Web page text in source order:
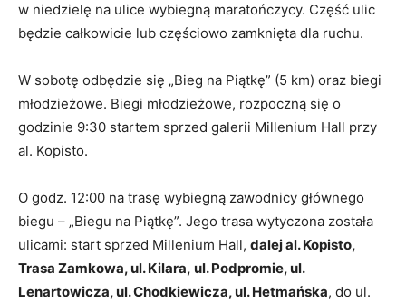
w niedzielę na ulice wybiegną maratończycy. Część ulic
będzie całkowicie lub częściowo zamknięta dla ruchu.
W sobotę odbędzie się „Bieg na Piątkę” (5 km) oraz biegi
młodzieżowe. Biegi młodzieżowe, rozpoczną się o
godzinie 9:30 startem sprzed galerii Millenium Hall przy
al. Kopisto.
O godz. 12:00 na trasę wybiegną zawodnicy głównego
biegu – „Biegu na Piątkę”. Jego trasa wytyczona została
ulicami: start sprzed Millenium Hall, dalej al. Kopisto,
Trasa Zamkowa, ul. Kilara, ul. Podpromie, ul.
Lenartowicza, ul. Chodkiewicza, ul. Hetmańska, do ul.